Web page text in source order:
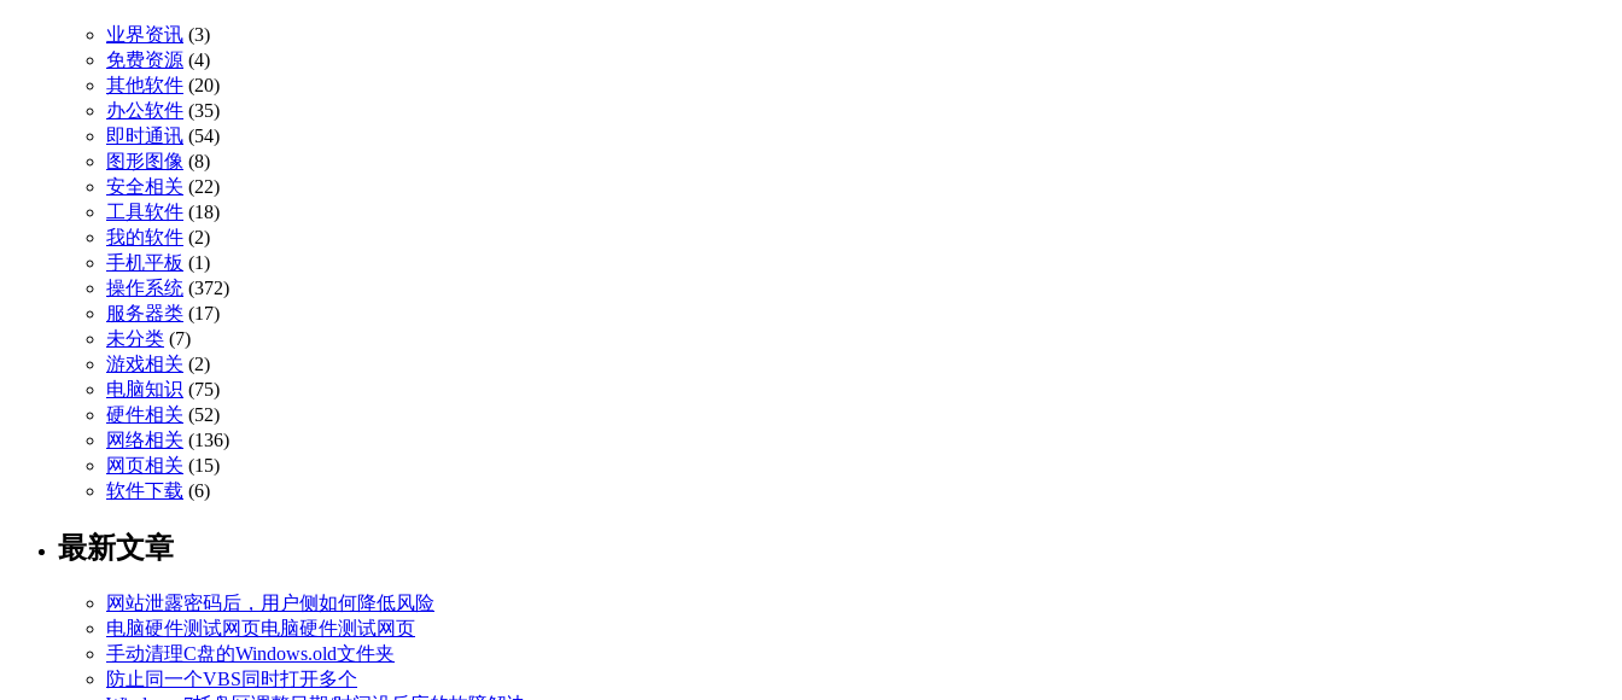
业界资讯 (3)
免费资源 (4)
其他软件 (20)
办公软件 (35)
即时通讯 (54)
图形图像 (8)
安全相关 (22)
工具软件 (18)
我的软件 (2)
手机平板 (1)
操作系统 (372)
服务器类 (17)
未分类 (7)
游戏相关 (2)
电脑知识 (75)
硬件相关 (52)
网络相关 (136)
网页相关 (15)
软件下载 (6)
最新文章
网站泄露密码后，用户侧如何降低风险
电脑硬件测试网页电脑硬件测试网页
手动清理C盘的Windows.old文件夹
防止同一个VBS同时打开多个